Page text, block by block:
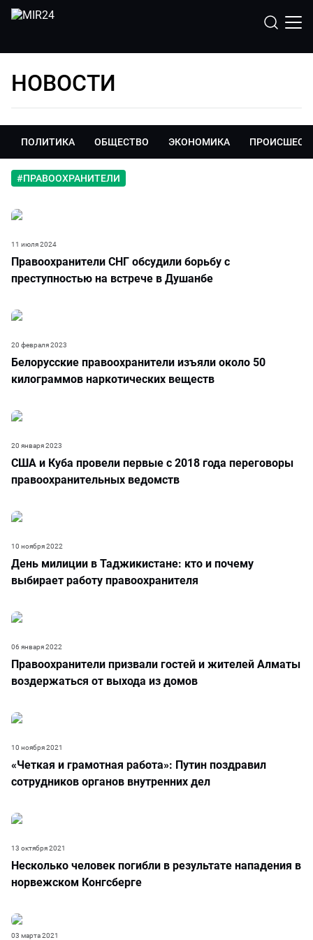
НОВОСТИ
ПОЛИТИКА ОБЩЕСТВО ЭКОНОМИКА
#ПРАВООХРАНИТЕЛИ
Правоохранители СНГ обсудили борьбу с
преступностью на встрече в Душанбе
11 июля 2024
Белорусские правоохранители изъяли около 50
килограммов наркотических веществ
20 февраля 2023
США и Куба провели первые с 2018 года переговоры
правоохранительных ведомств
20 января 2023
День милиции в Таджикистане: кто и почему
выбирает работу правоохранителя
10 ноября 2022
Правоохранители призвали гостей и жителей Алматы
воздержаться от выхода из домов
06 января 2022
«Четкая и грамотная работа»: Путин поздравил
сотрудников органов внутренних дел
10 ноября 2021
Несколько человек погибли в результате нападения в
норвежском Конгсберге
13 октября 2021
03 марта 2021